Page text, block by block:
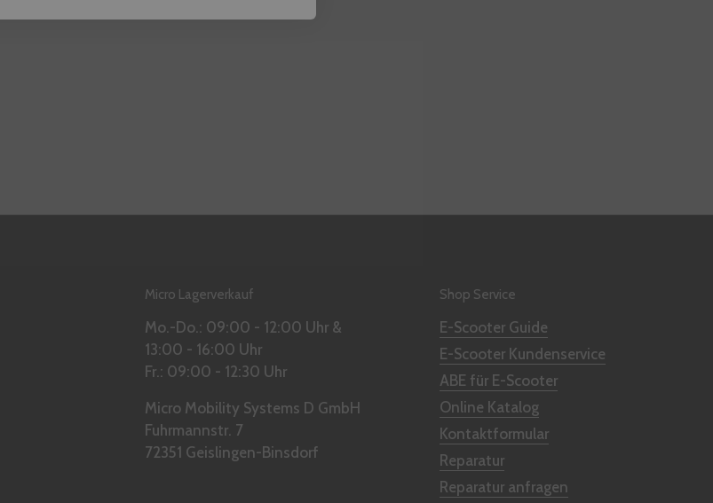
Micro Lagerverkauf
Mo.-Do.: 09:00 - 12:00 Uhr &
13:00 - 16:00 Uhr
Fr.: 09:00 - 12:30 Uhr
Micro Mobility Systems D GmbH
Fuhrmannstr. 7
72351 Geislingen-Binsdorf
Shop Service
E-Scooter Guide
E-Scooter Kundenservice
ABE für E-Scooter
Online Katalog
Kontaktformular
Reparatur
Reparatur anfragen